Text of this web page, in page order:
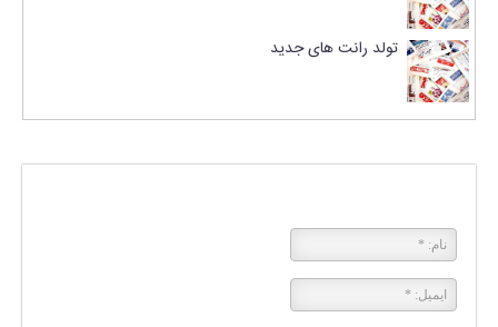
تولد رانت های جدید